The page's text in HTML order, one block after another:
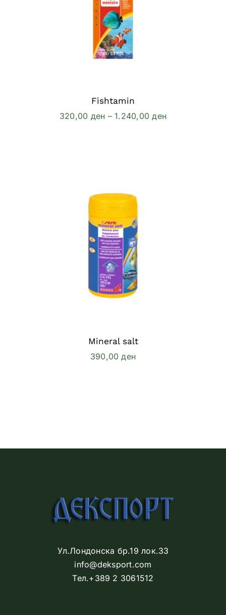
Fishtamin
320,00 ден – 1.240,00денPrice
Mineral salt
390,00ден
Ул.Лондонска бр.19 лок.33
info@deksport.com
Тел.+389 2 3061512